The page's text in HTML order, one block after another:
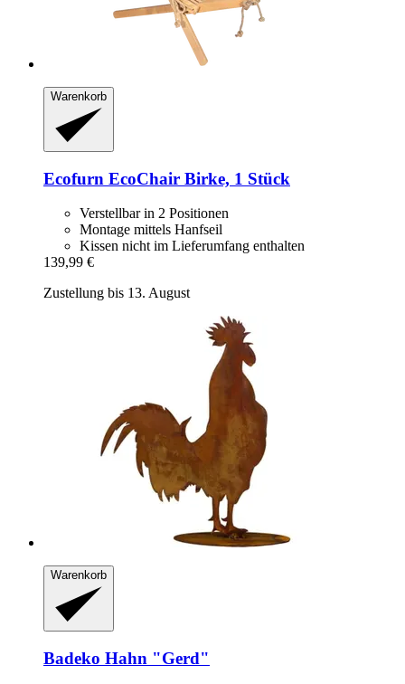
Warenkorb
Ecofurn EcoChair Birke, 1 Stück
Verstellbar in 2 Positionen
Montage mittels Hanfseil
Kissen nicht im Lieferumfang enthalten
139,99 €
Zustellung bis 13. August
Warenkorb
Badeko Hahn "Gerd"